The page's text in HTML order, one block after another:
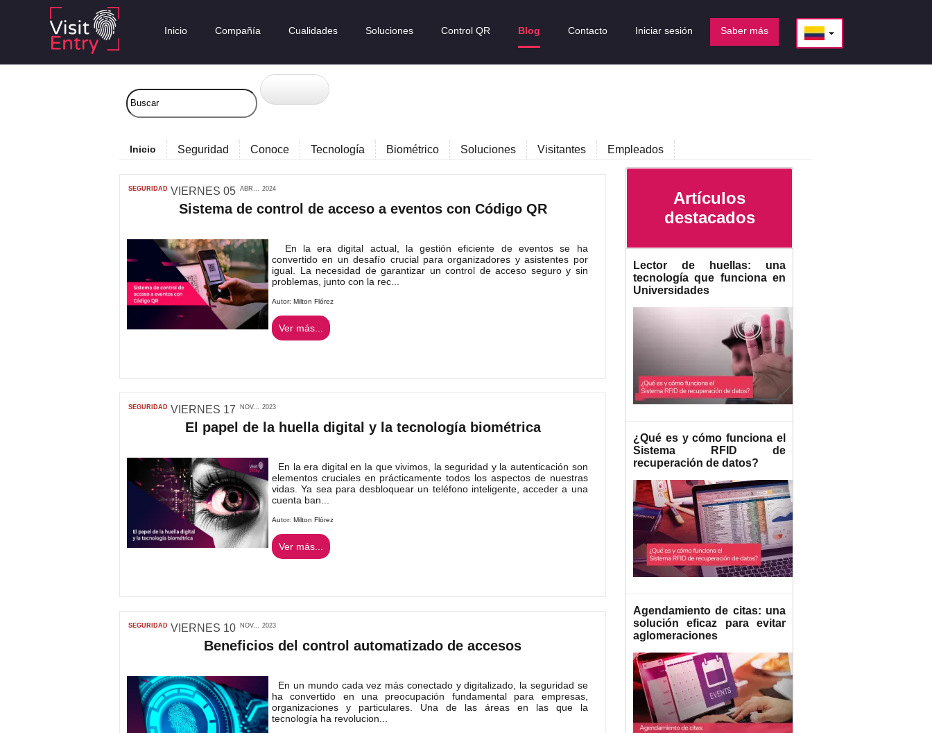
Inicio Compañía Cualidades Soluciones Control QR Blog Contacto Iniciar sesión Saber más arrow_drop_down
Inicio Seguridad Conoce Tecnología Biométrico Soluciones Visitantes Empleados
SEGURIDAD VIERNES 05 ABR... 2024
Sistema de control de acceso a eventos con Código QR
En la era digital actual, la gestión eficiente de eventos se ha
convertido en un desafío crucial para organizadores y asistentes por
igual. La necesidad de garantizar un control de acceso seguro y sin
problemas, junto con la rec...
Autor: Milton Flórez
Ver más...
SEGURIDAD VIERNES 17 NOV... 2023
El papel de la huella digital y la tecnología biométrica
En la era digital en la que vivimos, la seguridad y la autenticación son
elementos cruciales en prácticamente todos los aspectos de nuestras
vidas. Ya sea para desbloquear un teléfono inteligente, acceder a una
cuenta ban...
Autor: Milton Flórez
Ver más...
SEGURIDAD VIERNES 10 NOV... 2023
Beneficios del control automatizado de accesos
En un mundo cada vez más conectado y digitalizado, la seguridad se
ha convertido en una preocupación fundamental para empresas,
organizaciones y particulares. Una de las áreas en las que la
tecnología ha revolucion...
Artículos
destacados
Lector de huellas: una
tecnología que funciona en
Universidades
¿Qué es y cómo funciona el
Sistema RFID de
recuperación de datos?
Agendamiento de citas: una
solución eficaz para evitar
aglomeraciones